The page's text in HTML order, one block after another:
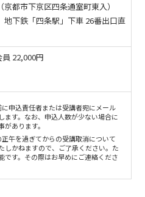
都市下京区四条通室町東入）
下鉄「四条駅」下車 26番出口直
22,000円
申込責任者または受講者宛にメール
ます。なお、申込人数が少ない場合に
あります。
午を過ぎてからの受講取消について
しかねますので、ご了承ください。た
です。その際はお早めにご連絡くださ